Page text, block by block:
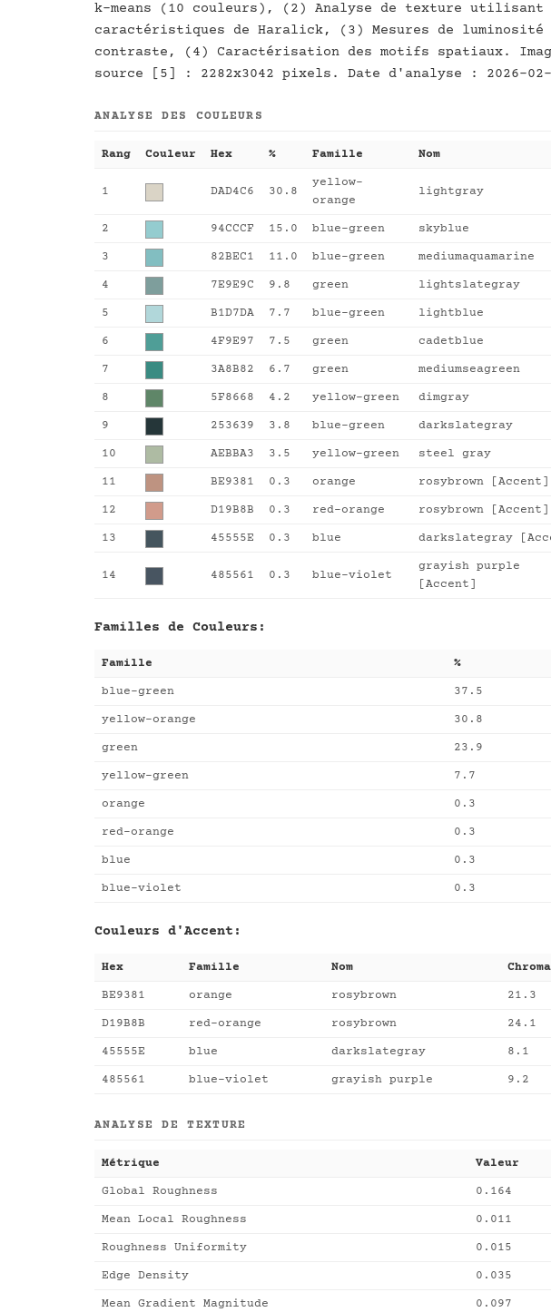
k-means (10 couleurs), (2) Analyse de texture utilisant
caractéristiques de Haralick, (3) Mesures de luminosité
contraste, (4) Caractérisation des motifs spatiaux.
source [5] : 2282x3042 pixels. Date d'analyse : 2026-
ANALYSE DES COULEURS
Rang Couleur Hex % Famille Nom
1 DAD4C6 30.8
yellow-
orange
lightgray
2 94CCCF 15.0 blue-green skyblue
3 82BEC1 11.0 blue-green mediumaquamarine
4 7E9E9C 9.8 green lightslategray
5 B1D7DA 7.7 blue-green lightblue
6 4F9E97 7.5 green cadetblue
7 3A8B82 6.7 green mediumseagreen
8 5F8668 4.2 yellow-green dimgray
9 253639 3.8 blue-green darkslategray
10 AEBBA3 3.5 yellow-green steel gray
11 BE9381 0.3 orange rosybrown [Accent]
12 D19B8B 0.3 red-orange rosybrown [Accent]
13 45555E 0.3 blue darkslategray
14 485561 0.3 blue-violet
grayish purple
[Accent]
Familles de Couleurs:
Famille %
blue-green 37.5
yellow-orange 30.8
green 23.9
yellow-green 7.7
orange 0.3
red-orange 0.3
blue 0.3
blue-violet 0.3
Couleurs d'Accent:
Hex Famille Nom Chroma
BE9381 orange rosybrown 21.3
D19B8B red-orange rosybrown 24.1
45555E blue darkslategray 8.1
485561 blue-violet grayish purple 9.2
ANALYSE DE TEXTURE
Métrique Valeur
Global Roughness 0.164
Mean Local Roughness 0.011
Roughness Uniformity 0.015
Edge Density 0.035
Mean Gradient Magnitude 0.097